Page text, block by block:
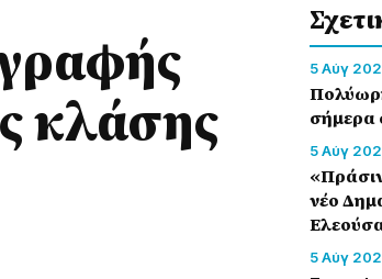
κλάσης
5 Αύγ
σήμερα
5 Αύγ
νέο
5 Αύγ